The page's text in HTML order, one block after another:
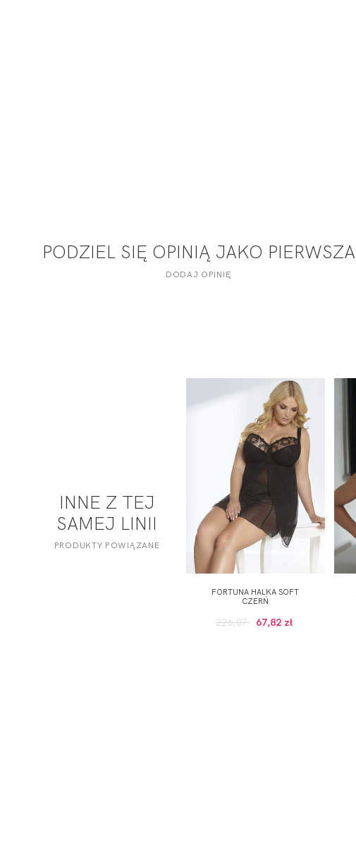
PODZIEL SIĘ OPINIĄ JAKO PIERWSZA
DODAJ OPINIĘ
INNE Z TEJ
SAMEJ LINII
PRODUKTY POWIĄZANE
FORTUNA HALKA SOFT
CZERŃ
226,07 67,82 zł